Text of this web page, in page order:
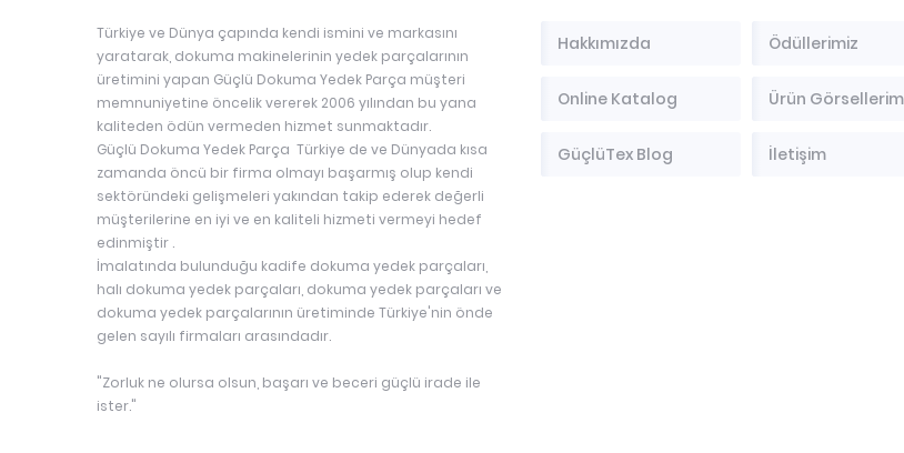
Türkiye ve Dünya çapında kendi ismini ve markasını
yaratarak, dokuma makinelerinin yedek parçalarının
üretimini yapan Güçlü Dokuma Yedek Parça müşteri
memnuniyetine öncelik vererek 2006 yılından bu yana
kaliteden ödün vermeden hizmet sunmaktadır.
Güçlü Dokuma Yedek Parça Türkiye de ve Dünyada kısa
zamanda öncü bir firma olmayı başarmış olup kendi
sektöründeki gelişmeleri yakından takip ederek değerli
müşterilerine en iyi ve en kaliteli hizmeti vermeyi hedef
edinmiştir .
İmalatında bulunduğu kadife dokuma yedek parçaları,
halı dokuma yedek parçaları, dokuma yedek parçaları ve
dokuma yedek parçalarının üretiminde Türkiye'nin önde
gelen sayılı firmaları arasındadır.
"Zorluk ne olursa olsun, başarı ve beceri güçlü irade ile
ister."
Hakkımızda Ödüllerimiz
Online Katalog Ürün
GüçlüTex Blog İletişim